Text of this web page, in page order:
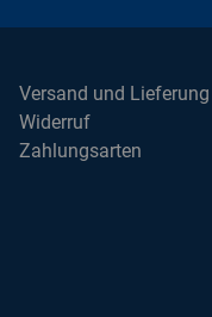
Versand und Lieferung
Widerruf
Zahlungsarten